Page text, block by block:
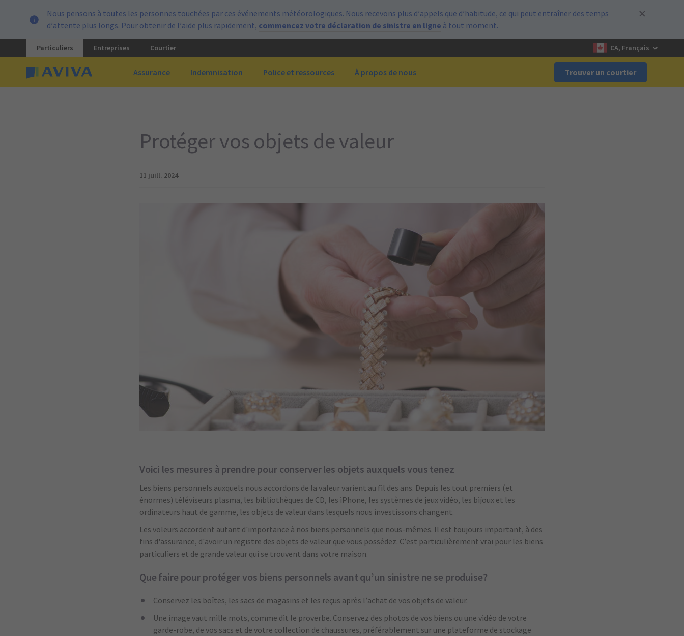
Nous pensons à toutes les personnes touchées par ces événements météorologiques. Nous recevons plus d’appels que d’habitude, ce qui peut entraîner des temps
d’attente plus longs. Pour obtenir de l’aide plus rapidement, commencez votre déclaration de sinistre en ligne à tout moment.
Particuliers Entreprises Courtier CA, Français
Assurance Indemnisation Police et ressources À propos de nous Trouver un courtier
Protéger vos objets de valeur
11 juill. 2024
Voici les mesures à prendre pour conserver les objets auxquels vous tenez
Les biens personnels auxquels nous accordons de la valeur varient au fil des ans. Depuis les tout premiers (et
énormes) téléviseurs plasma, les bibliothèques de CD, les iPhone, les systèmes de jeux vidéo, les bijoux et les
ordinateurs haut de gamme, les objets de valeur dans lesquels nous investissons changent.
Les voleurs accordent autant d'importance à nos biens personnels que nous-mêmes. Il est toujours important, à des
fins d'assurance, d'avoir un registre des objets de valeur que vous possédez. C’est particulièrement vrai pour les biens
particuliers et de grande valeur qui se trouvent dans votre maison.
Que faire pour protéger vos biens personnels avant qu’un sinistre ne se produise?
Conservez les boîtes, les sacs de magasins et les reçus après l’achat de vos objets de valeur.
Une image vaut mille mots, comme dit le proverbe. Conservez des photos de vos biens ou une vidéo de votre
garde-robe, de vos sacs et de votre collection de chaussures, préférablement sur une plateforme de stockage